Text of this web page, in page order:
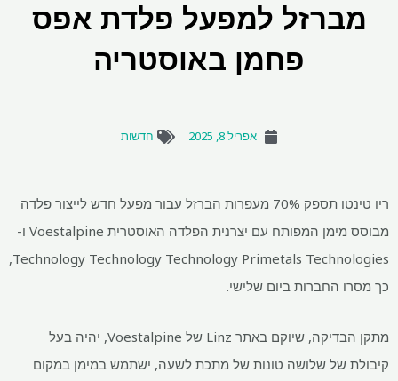
מברזל למפעל פלדת אפס
פחמן באוסטריה
אפריל 8, 2025 חדשות
ריו טינטו תספק 70% מעפרות הברזל עבור מפעל חדש לייצור פלדה
מבוסס מימן המפותח עם יצרנית הפלדה האוסטרית Voestalpine ו-
Technology Technology Technology Primetals Technologies,
כך מסרו החברות ביום שלישי.
מתקן הבדיקה, שיוקם באתר Linz של Voestalpine, יהיה בעל
קיבולת של שלושה טונות של מתכת לשעה, ישתמש במימן במקום